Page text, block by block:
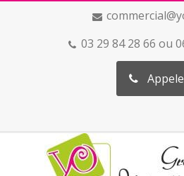
03 29 84 28 66 ou